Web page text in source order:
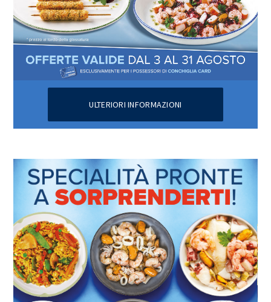
ULTERIORI INFORMAZIONI